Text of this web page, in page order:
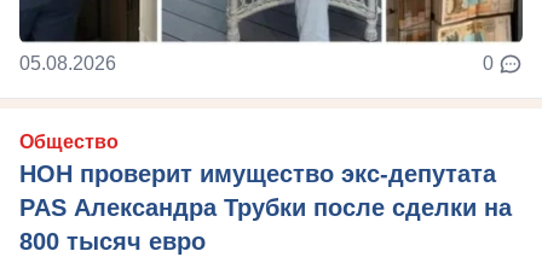
05.08.2026 0
Общество
НОН проверит имущество экс-депутата
PAS Александра Трубки после сделки на
800 тысяч евро